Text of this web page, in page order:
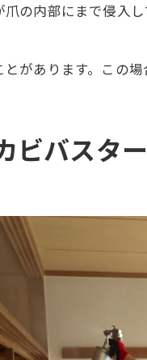
の内部にまで侵入
があります。この
ビバスタ